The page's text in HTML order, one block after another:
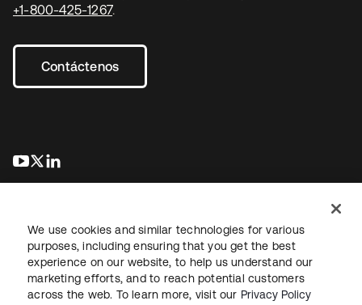
+1-800-425-1267.
Contáctenos
se abre en una pestaña nueva
se abre en una pestaña nueva
Información legalPolítica de privacidadTérminos del sitio
Seguridad Mapa del sitioPreferencias de cookies
We use cookies and similar technologies for various
purposes, including ensuring that you get the best
experience on our website, to help us understand our
marketing efforts, and to reach potential customers
across the web. To learn more, visit our Privacy Policy